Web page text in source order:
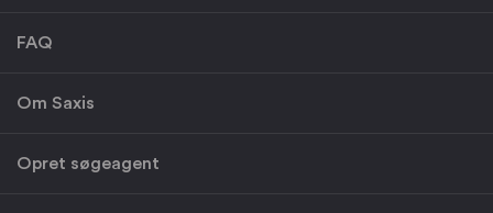
FAQ
Om Saxis
Opret søgeagent